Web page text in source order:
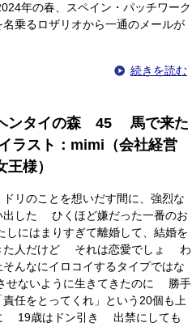
年の春、スペイン・パッチワーク
乗るロザリオから一通のメールが
続きを読む
ンタイの森 45 馬で来た
スト：mimi（会社経営
王様）
ドリのことを想いだす間に、強烈な
出した ひくほど嫌だった一番のお
にはまりすぎて離婚して、結婚を
た人だけど それは恋愛でしょ わ
そんなにイロコイするタイプではな
ないように生きてきたのに 勝手
責任をとってくれ」という20個も上
19歳はドン引き 出禁にしても